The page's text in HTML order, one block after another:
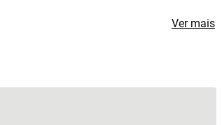
Ver mais